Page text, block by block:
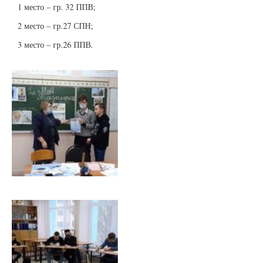
1 место – гр. 32 ППВ;
2 место – гр.27 СПН;
3 место – гр.26 ППВ.